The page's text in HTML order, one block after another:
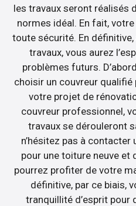
les travaux seront réalisés
normes idéal. En fait,
toute sécurité. En
travaux, vous aurez
problèmes futurs.
choisir un couvreur
votre projet de
couvreur professionnel,
travaux se dérouleront
n’hésitez pas à
pour une toiture neuve et
pourrez profiter de votre
définitive, par ce biais,
tranquillité d’esprit pour